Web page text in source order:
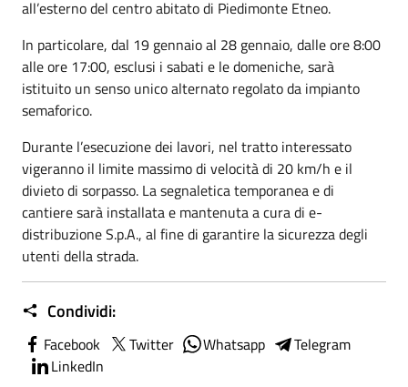
all’esterno del centro abitato di Piedimonte Etneo.
In particolare, dal 19 gennaio al 28 gennaio, dalle ore 8:00
alle ore 17:00, esclusi i sabati e le domeniche, sarà
istituito un senso unico alternato regolato da impianto
semaforico.
Durante l’esecuzione dei lavori, nel tratto interessato
vigeranno il limite massimo di velocità di 20 km/h e il
divieto di sorpasso. La segnaletica temporanea e di
cantiere sarà installata e mantenuta a cura di e-
distribuzione S.p.A., al fine di garantire la sicurezza degli
utenti della strada.
Condividi:
Facebook Twitter Whatsapp
Telegram
LinkedIn